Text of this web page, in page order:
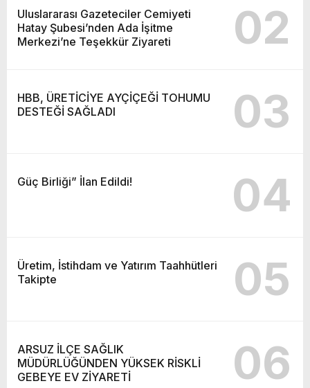
Uluslararası Gazeteciler Cemiyeti
Hatay Şubesi’nden Ada İşitme
Merkezi’ne Teşekkür Ziyareti
02
HBB, ÜRETİCİYE AYÇİÇEĞİ TOHUMU
DESTEĞİ SAĞLADI
03
Güç Birliği” İlan Edildi! 04
Üretim, İstihdam ve Yatırım Taahhütleri
Takipte
05
ARSUZ İLÇE SAĞLIK
MÜDÜRLÜĞÜNDEN YÜKSEK RİSKLİ
GEBEYE EV ZİYARETİ
06